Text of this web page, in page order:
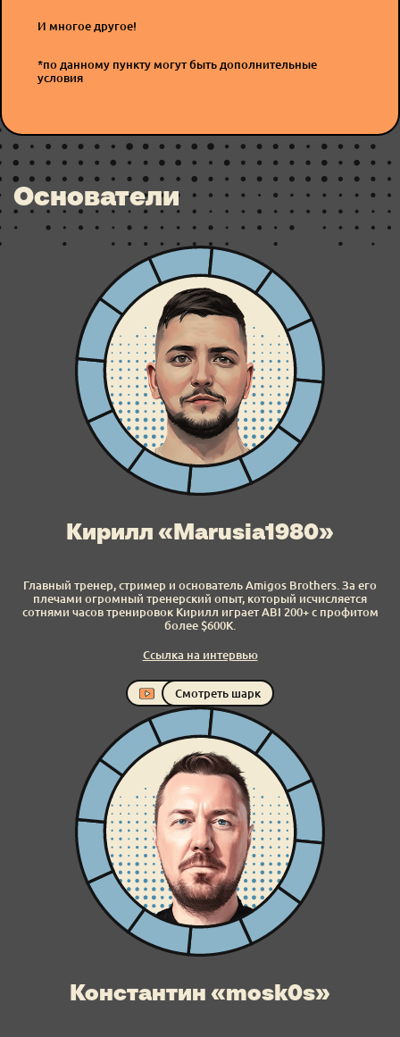
И многое другое!
*по данному пункту могут быть дополнительные
условия
Основатели
Кирилл «Marusia1980»
Главный тренер, стример и основатель Amigos Brothers. За его
плечами огромный тренерский опыт, который исчисляется
сотнями часов тренировок Кирилл играет ABI 200+ с профитом
более $600К.
Ссылка на интервью
Смотреть шарк
Константин «mosk0s»